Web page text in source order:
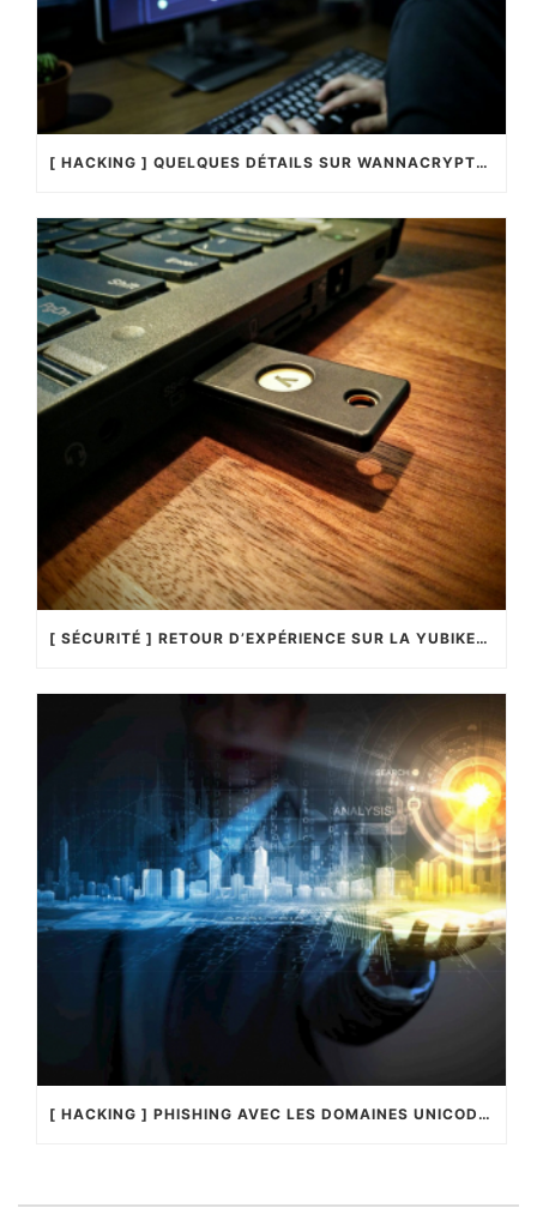
[ HACKING ] QUELQUES DÉTAILS SUR WANNACRYPTOR !…
[ SÉCURITÉ ] RETOUR D’EXPÉRIENCE SUR LA YUBIKEY4 !
[ HACKING ] PHISHING AVEC LES DOMAINES UNICODES